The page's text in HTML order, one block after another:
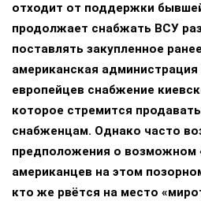
отходит от поддержки
продолжает снабжать ВСУ
поставлять закупленное
американская
европейцев снабжение
которое стремится
снабженцам. Однако часто
предположения о возможном
американцев на этом
кто же рвётся на место